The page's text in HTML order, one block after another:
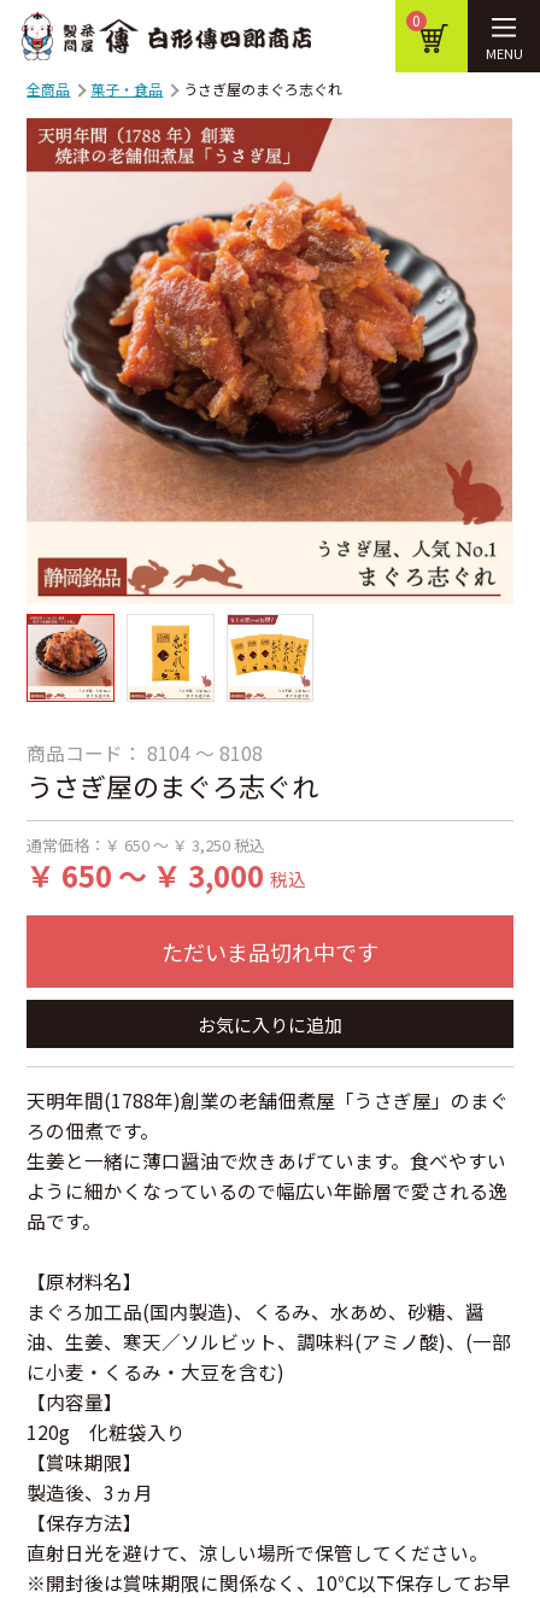
0
MENU
全商品 菓子・食品 うさぎ屋のまぐろ志ぐれ
商品コード：8104 ～ 8108
うさぎ屋のまぐろ志ぐれ
通常価格： ￥ 650 ～ ￥ 3,250 税込
￥ 650 ～ ￥ 3,000 税込
ただいま品切れ中です
お気に入りに追加
天明年間(1788年)創業の老舗佃煮屋「うさぎ屋」のまぐ
ろの佃煮です。
生姜と一緒に薄口醤油で炊きあげています。食べやすい
ように細かくなっているので幅広い年齢層で愛される逸
品です。
【原材料名】
まぐろ加工品(国内製造)、くるみ、水あめ、砂糖、醤
油、生姜、寒天／ソルビット、調味料(アミノ酸)、(一部
に小麦・くるみ・大豆を含む)
【内容量】
120g 化粧袋入り
【賞味期限】
製造後、3ヵ月
【保存方法】
直射日光を避けて、涼しい場所で保管してください。
※開封後は賞味期限に関係なく、10℃以下保存してお早